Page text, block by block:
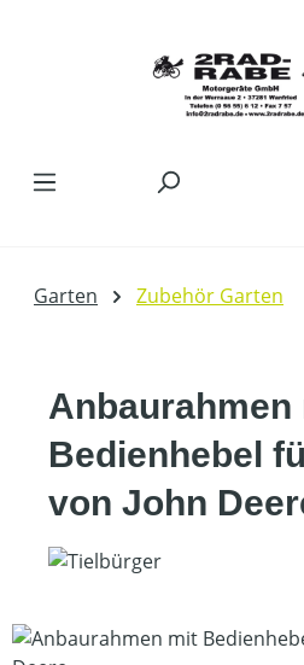
Garten Zubehör Garten
Anbaurahmen
Bedienhebel
von John
Bildergalerie überspringen